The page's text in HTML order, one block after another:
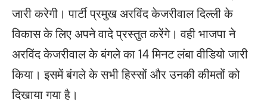
जारी करेगी। पार्टी प्रमुख अरविंद केजरीवाल दिल्ली के
विकास के लिए अपने वादे प्रस्तुत करेंगे। वही भाजपा ने
अरविंद केजरीवाल के बंगले का 14 मिनट लंबा वीडियो जारी
किया। इसमें बंगले के सभी हिस्सों और उनकी कीमतों को
दिखाया गया है।